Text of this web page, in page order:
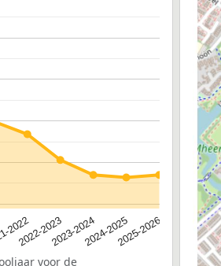
2022
2022-20232023-20242024-20252025-2026
voor de